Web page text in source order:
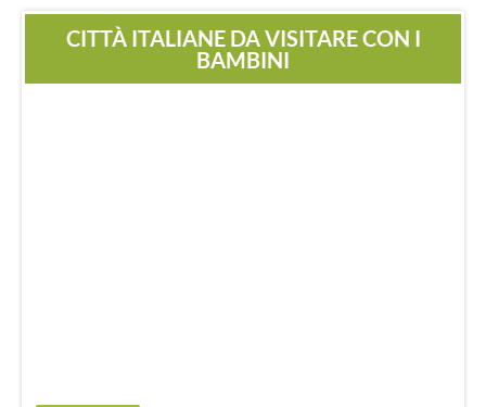
CITTÀ ITALIANE DA VISITARE CON I
BAMBINI